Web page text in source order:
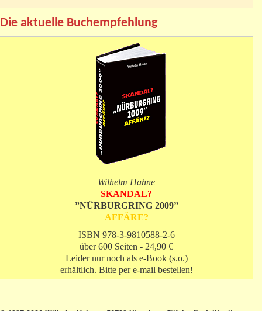
Die aktuelle Buchempfehlung
Wilhelm Hahne
SKANDAL?
”NÜRBURGRING 2009”
AFFÄRE?
ISBN 978-3-9810588-2-6
über 600 Seiten - 24,90 €
Leider nur noch als e-Book (s.o.)
erhältlich. Bitte per e-mail bestellen!